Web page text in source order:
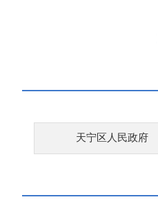
天宁区人民政府